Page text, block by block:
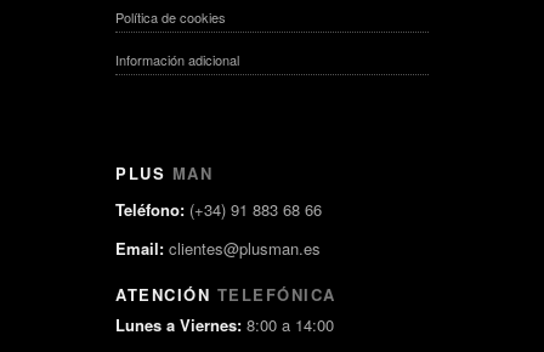
Política de cookies
Información adicional
PLUS MAN
Teléfono: (+34) 91 883 68 66
Email: clientes@plusman.es
ATENCIÓN TELEFÓNICA
Lunes a Viernes: 8:00 a 14:00